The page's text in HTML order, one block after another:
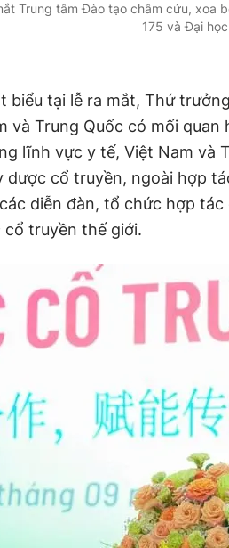
Trung tâm Đào tạo châm cứu, xoa
175 và Đại
biểu tại lễ ra mắt, Thứ
và Trung Quốc có mối
lĩnh vực y tế, Việt Nam và
dược cổ truyền, ngoài hợp
diễn đàn, tổ chức hợp
cổ truyền thế giới.